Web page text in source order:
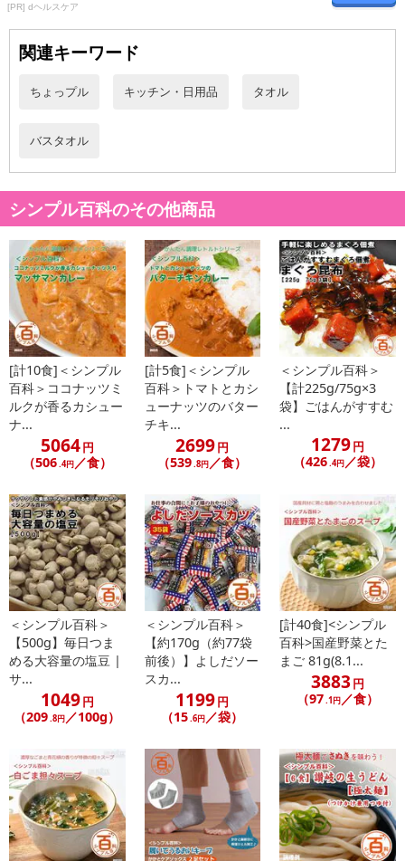
原産国(最終加工地):中国
原材料:綿100%
【キャンセルについて】
※お申込み後のキャンセルはお受けできません。
記載されている内容を必ずご確認いただき、お届けする商品セット
にご納得いただきましたうえでお申し込みください。
※パッケージ変更や商品リニューアル(成分など含む)等により、参考
の掲載画像や画像内のバーコードなど、お届け商品と多少異なる場
合がございます。
また、[新たな加工食品の原料原産地表示制度]の経過措置期間の終
了により、商品詳細内に記載の原産国・原材料の表記が旧表記の場
合がございます。
あらかじめご了承いただいた上でお申込みください。なお、本理由
によるお申込み後のキャンセル・返品交換は対応いたしかねます。
【お支払いについて】
※送料はお試し費用に含まれております。
※お支払い方法は、電話料金合算払い、クレジットカード、dポイン
トの利用となります。
【発送・お届け・商品について】
※お申込み頂きました商品の同梱、お届けの日時指定はいたしかね
ます。
※会員様のご都合でお受取りいただけない場合、商品の再発送や返
金はいたしかねます。
また、お届け日時のご指定は、お受けできません。宅配業者からの
不在票にてご対応ください。
※発送予定日は前後する場合がございます。また商品によって発送
日が異なります。
※dショッピングサンプル百貨店よりお届けする商品は、ご利用いた
だいた後のご感想をいただくことを目的としており、転売等は固く
禁じます。
[PR] dヘルスケア
関連キーワード
ちょっプル キッチン・日用品 タオル
バスタオル
シンプル百科のその他商品
[計10食]＜シンプル
百科＞ココナッツミ
ルクが香るカシュー
ナ...
5064円
（506.4円／食）
[計5食]＜シンプル
百科＞トマトとカシ
ューナッツのバター
チキ...
2699円
（539.8円／食）
＜シンプル百科＞
【計225g/75g×3
袋】ごはんがすすむ
...
1279円
（426.4円／袋）
＜シンプル百科＞
【500g】毎日つま
める大容量の塩豆 |
サ...
1049円
（209.8円 ／100g）
＜シンプル百科＞
【約170g（約77袋
前後）】よしだソー
スカ...
1199円
（15.6円 ／袋）
[計40食]<シンプル
百科>国産野菜とた
まご 81g(8.1...
3883円
（97.1円 ／食）